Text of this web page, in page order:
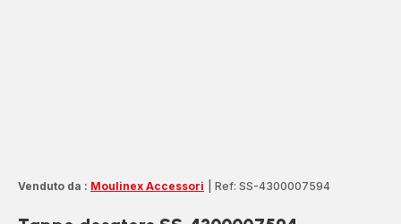
Venduto da : Moulinex Accessori Ref: SS-4300007594